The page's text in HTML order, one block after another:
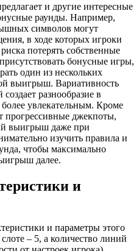
и другие интересные
раунды. Например,
символов могут
в ходе которых игроки
потерять собственные
бонусные игры,
один из нескольких
выигрыш. Вариативность
разнообразие в
увлекательным. Кроме
прогрессивные джекпоты,
выигрыш даже при
изучить правила и
чтобы максимально
далее.
и
и параметры этого
– 5, а количество линий